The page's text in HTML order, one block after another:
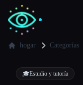
✍️Escritores
hogar Categorías
🎓Estudio y tutoría